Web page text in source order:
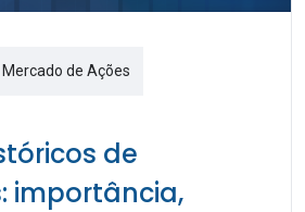
de Ações
de
importância,